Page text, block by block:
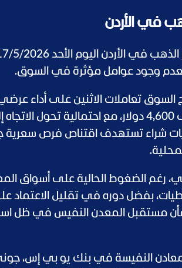
في الأردن
لعدم وجود عوامل مؤثرة في السوق.
تعاملات الاثنين على أداء عرضي
العالمية دون مستوى 4,600 دولار، مع
شراء تستهدف اقتناص فرص سعرية
رغم الضغوط الحالية على أسواق
بفضل دوره في تقليل الاعتماد
مستقبل المعدن النفيس في ظل
النفيسة في بنك يو بي إس،